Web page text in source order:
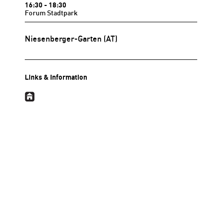
16:30 - 18:30
Forum Stadtpark
Niesenberger-Garten (AT)
Links & Information